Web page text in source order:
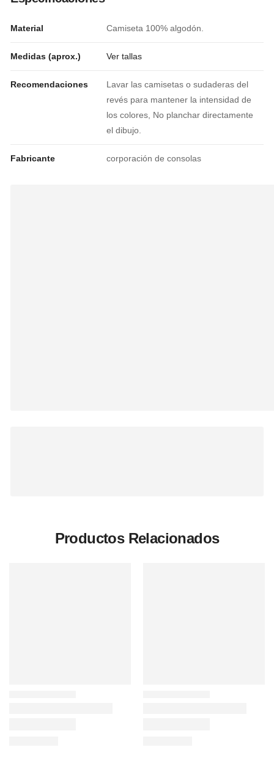
Material Camiseta 100% algodón.
Medidas (aprox.) Ver tallas
Recomendaciones
Lavar las camisetas o sudaderas del
revés para mantener la intensidad de
los colores, No planchar directamente
el dibujo.
Fabricante corporación de consolas
Productos Relacionados